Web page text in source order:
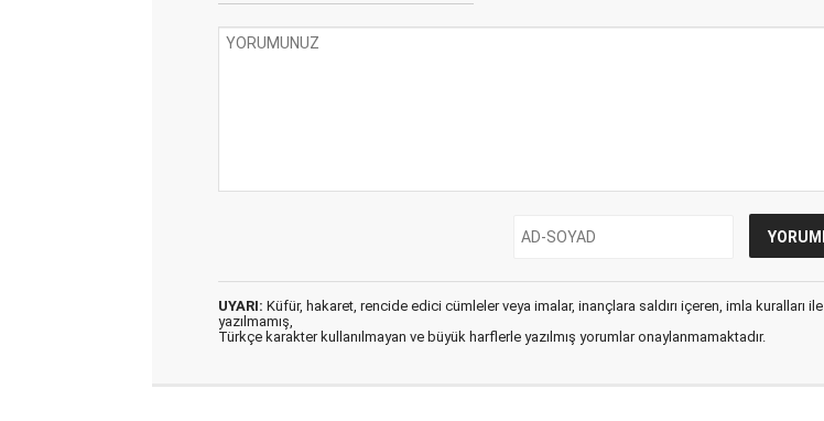
UYARI: Küfür, hakaret, rencide edici cümleler veya imalar, inançlara saldırı içeren, imla kuralları ile
yazılmamış,
Türkçe karakter kullanılmayan ve büyük harflerle yazılmış yorumlar onaylanmamaktadır.